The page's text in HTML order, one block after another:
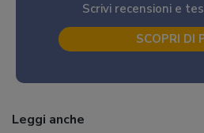
Scrivi recensioni e
SCOPRI DI
Leggi anche